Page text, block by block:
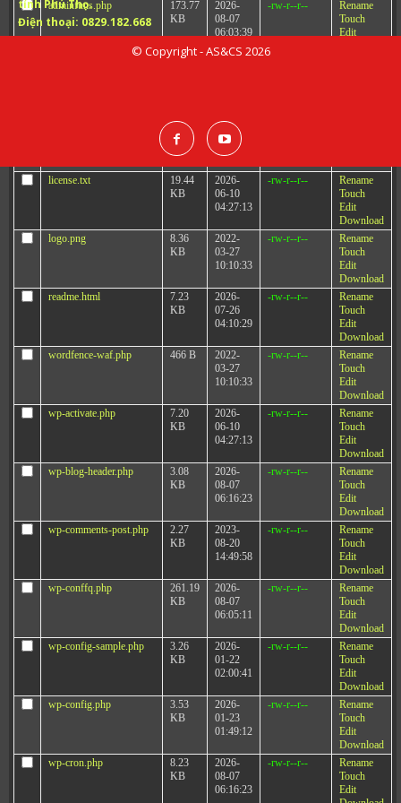
adminfuns.php
173.77
KB
2026-
08-07
06:03:39
-rw-r--r--
Rename
Touch
Edit
17.33
KB
2026-
08-07
06:16:35
license.txt
19.44
KB
2026-
06-10
04:27:13
-rw-r--r--
Rename
Touch
Edit
Download
logo.png
8.36
KB
2022-
03-27
10:10:33
-rw-r--r--
Rename
Touch
Edit
Download
readme.html
7.23
KB
2026-
07-26
04:10:29
-rw-r--r--
Rename
Touch
Edit
Download
wordfence-waf.php
466 B
2022-
03-27
10:10:33
-rw-r--r--
Rename
Touch
Edit
Download
wp-activate.php
7.20
KB
2026-
06-10
04:27:13
-rw-r--r--
Rename
Touch
Edit
Download
wp-blog-header.php
3.08
KB
2026-
08-07
06:16:23
-rw-r--r--
Rename
Touch
Edit
Download
wp-comments-post.php
2.27
KB
2023-
08-20
14:49:58
-rw-r--r--
Rename
Touch
Edit
Download
wp-conffq.php
261.19
KB
2026-
08-07
06:05:11
-rw-r--r--
Rename
Touch
Edit
Download
wp-config-sample.php
3.26
KB
2026-
01-22
02:00:41
-rw-r--r--
Rename
Touch
Edit
Download
wp-config.php
3.53
KB
2026-
01-23
01:49:12
-rw-r--r--
Rename
Touch
Edit
Download
wp-cron.php
8.23
KB
2026-
08-07
06:16:23
-rw-r--r--
Rename
Touch
Edit
tỉnh Phú Thọ.
Điện thoại: 0829.182.668
© Copyright - AS&CS 2026